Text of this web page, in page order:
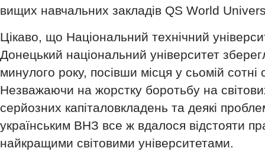
вищих навчальних закладів QS World
Цікаво, що Національний технічний
Донецький національний університет
минулого року, посівши місця у сьомій сотні
Незважаючи на жорстку боротьбу на
серйозних капіталовкладень та деякі
українським ВНЗ все ж вдалося відстояти
найкращими світовими університетами.